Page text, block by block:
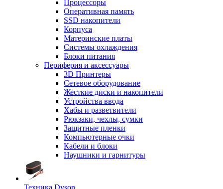
Процессоры
Оперативная память
SSD накопители
Корпуса
Материнские платы
Системы охлаждения
Блоки питания
Периферия и аксессуары
3D Принтеры
Сетевое оборудование
Жесткие диски и накопители
Устройства ввода
Хабы и разветвители
Рюкзаки, чехлы, сумки
Защитные пленки
Компьютерные очки
Кабели и блоки
Наушники и гарнитуры
Техника Dyson